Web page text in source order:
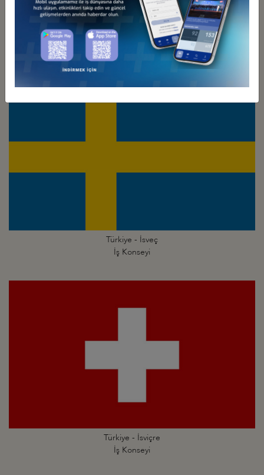
Türkiye - İsrail
İş Konseyi
Türkiye - İsveç
İş Konseyi
Türkiye - İsviçre
İş Konseyi